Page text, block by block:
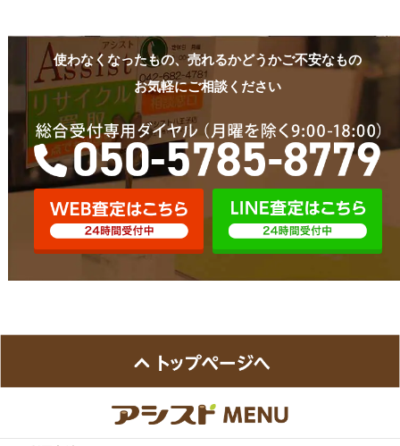
使わなくなったもの、売れるかどうかご不安なもの
お気軽にご相談ください